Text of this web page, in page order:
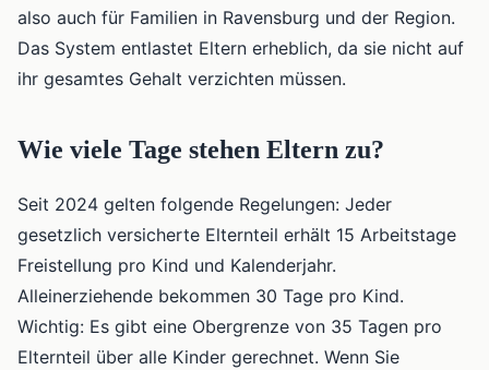
also auch für Familien in Ravensburg und der Region.
Das System entlastet Eltern erheblich, da sie nicht auf
ihr gesamtes Gehalt verzichten müssen.
Wie viele Tage stehen Eltern zu?
Seit 2024 gelten folgende Regelungen: Jeder
gesetzlich versicherte Elternteil erhält 15 Arbeitstage
Freistellung pro Kind und Kalenderjahr.
Alleinerziehende bekommen 30 Tage pro Kind.
Wichtig: Es gibt eine Obergrenze von 35 Tagen pro
Elternteil über alle Kinder gerechnet. Wenn Sie